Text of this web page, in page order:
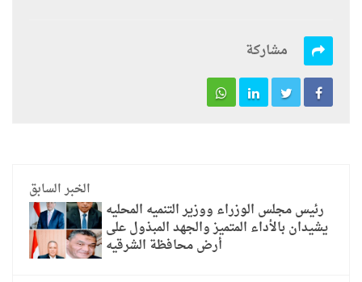
مشاركة
الخبر السابق
رئيس مجلس الوزراء ووزير التنميه المحليه
يشيدان بالأداء المتميز والجهد المبذول على
أرض محافظة الشرقيه